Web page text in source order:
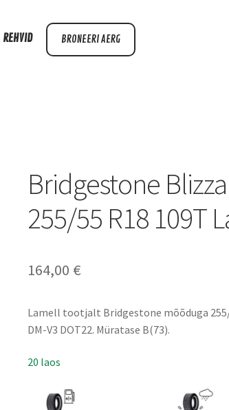
REHVID BRONEERI AERG
Bridgestone
255/55 R18 109T
164,00 €
Lamell tootjalt Bridgestone mõõduga
DM-V3 DOT22. Müratase B(73).
20 laos